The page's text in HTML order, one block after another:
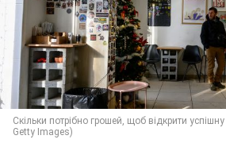
Скільки потрібно грошей, щоб відкрити
Getty Images)